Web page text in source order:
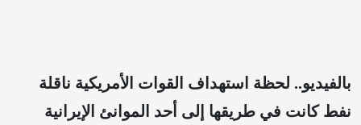
بالفيديو.. لحظة استهداف القوات الأمريكية ناقلة
نفط كانت في طريقها إلى أحد الموانئ الإيرانية